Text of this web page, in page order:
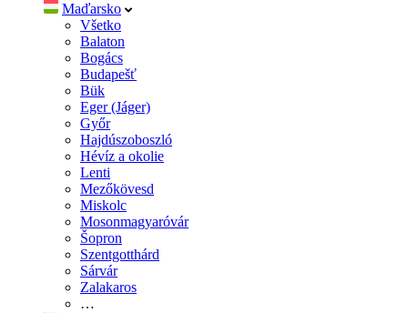
Maďarsko
Všetko
Balaton
Bogács
Budapešť
Bük
Eger (Jáger)
Győr
Hajdúszoboszló
Hévíz a okolie
Lenti
Mezőkövesd
Miskolc
Mosonmagyaróvár
Šopron
Szentgotthárd
Sárvár
Zalakaros
…